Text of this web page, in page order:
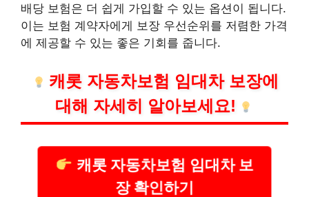
배당 보험은 더 쉽게 가입할 수 있는 옵션이 됩니다.
이는 보험 계약자에게 보장 우선순위를 저렴한 가격
에 제공할 수 있는 좋은 기회를 줍니다.
캐롯 자동차보험 임대차 보장에
대해 자세히 알아보세요!
캐롯 자동차보험 임대차 보
장 확인하기